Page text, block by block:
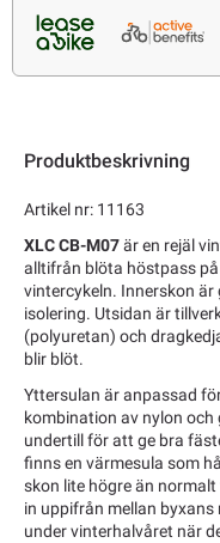
Produktbeskrivning
Artikel nr: 11163
XLC CB-M07är en rejäl
alltifrån blöta höstpass
vintercykeln. Innerskon
isolering. Utsidan är
(polyuretan) och
blir blöt.
Yttersulan är anpassad
kombination av nylon
undertill för att ge bra
finns en värmesula som
skon lite högre än
in uppifrån mellan byxans
under vinterhalvåret när